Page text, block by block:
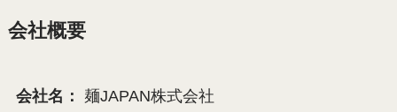
会社概要
会社名：
麺JAPAN株式会社